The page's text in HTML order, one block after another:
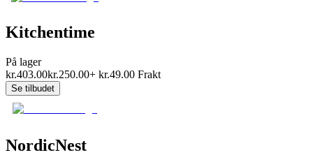
Kitchentime
På lager
kr.403.00kr.250.00+ kr.49.00 Frakt
Se tilbudet
NordicNest